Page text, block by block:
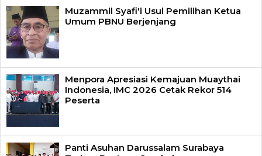
Muzammil Syafi'i Usul Pemilihan Ketua
Umum PBNU Berjenjang
Menpora Apresiasi Kemajuan Muaythai
Indonesia, IMC 2026 Cetak Rekor 514
Peserta
Panti Asuhan Darussalam Surabaya